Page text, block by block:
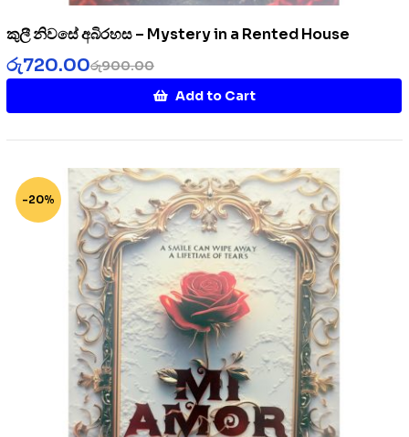
කුලී නිවසේ අබිරහස – Mystery in a Rented House
රු900.00
රු720.00
Add to Cart
-20%